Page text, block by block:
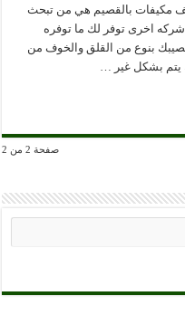
مكيفات بالقصيم هي من تبحث
اخرى توفر لك ما توفره
بنوع من القلق والخوف من
يتم بشكل غير …
صفحة 2 من 2